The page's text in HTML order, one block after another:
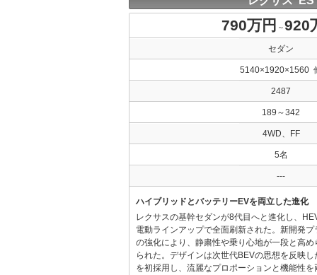
790万円 ～920
セダン
5140×1920×1560
2487
189～342
4WD、FF
5名
---
ハイブリッドとバッテリーEVを両立した進化
レクサスの基幹セダンが8代目へと進化し、
電動ラインアップで全面刷新された。新開発
の強化により、静粛性や乗り心地が一段と高
られた。デザインは次世代BEVの思想を反映
を初採用し、流麗なプロポーションと機能性